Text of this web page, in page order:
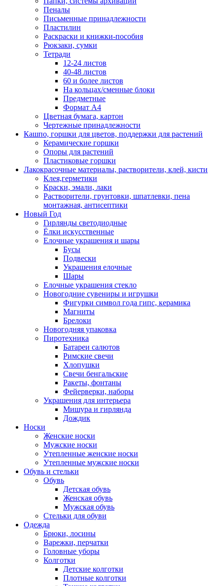
Пеналы
Письменные принадлежности
Пластилин
Раскраски и книжки-пособия
Рюкзаки, сумки
Тетради
12-24 листов
40-48 листов
60 и более листов
На кольцах/сменные блоки
Предметные
Формат А4
Цветная бумага, картон
Чертежные принадлежности
Кашпо, горшки для цветов, поддержки для растений
Керамические горшки
Опоры для растений
Пластиковые горшки
Лакокрасочные материалы, растворители, клей, кисти
Клея,герметики
Краски, эмали, лаки
Растворители, грунтовки, шпатлевки, пена
монтажная, антисептики
Новый Год
Гирлянды светодиодные
Ёлки искусственные
Елочные украшения и шары
Бусы
Подвески
Украшения елочные
Шары
Елочные украшения стекло
Новогодние сувениры и игрушки
Фигурки символ года гипс, керамика
Магниты
Брелоки
Новогодняя упаковка
Пиротехника
Батареи салютов
Римские свечи
Хлопушки
Свечи бенгальские
Ракеты, фонтаны
Фейерверки, наборы
Украшения для интерьера
Мишура и гирлянда
Дождик
Носки
Женские носки
Мужские носки
Утепленные женские носки
Утепленные мужские носки
Обувь и стельки
Обувь
Детская обувь
Женская обувь
Мужская обувь
Стельки для обуви
Одежда
Брюки, лосины
Варежки, перчатки
Головные уборы
Колготки
Детские колготки
Плотные колготки